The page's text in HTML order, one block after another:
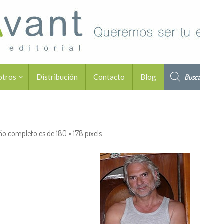
Distribución Contacto Blog
completo es de180 × 178 pixels